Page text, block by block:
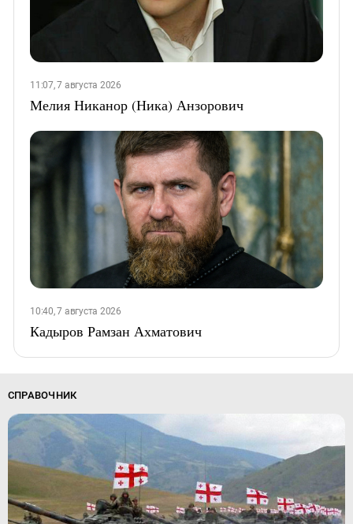
11:07, 7 августа 2026
Мелия Никанор (Ника) Анзорович
10:40, 7 августа 2026
Кадыров Рамзан Ахматович
СПРАВОЧНИК